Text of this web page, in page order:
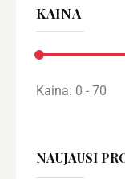
5
KAINA
Kaina: 0 - 70
NAUJAUSI